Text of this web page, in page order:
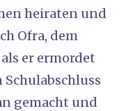
heiraten und
Ofra, dem
er ermordet
gemacht und